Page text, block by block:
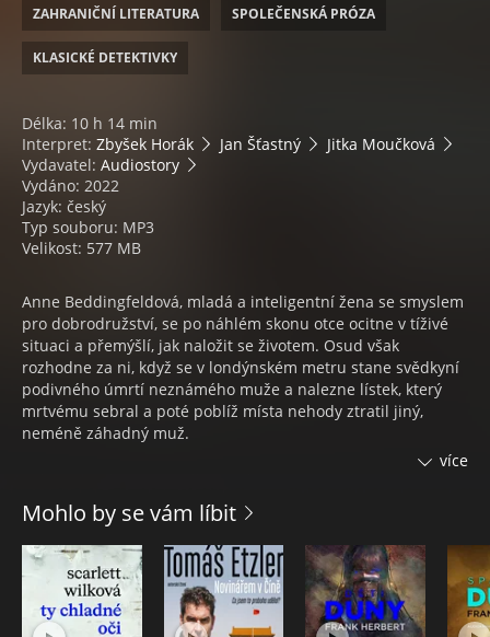
ZAHRANIČNÍ LITERATURA SPOLEČENSKÁ PRÓZA
KLASICKÉ DETEKTIVKY
Délka: 10 h 14 min
Interpret: Zbyšek Horák Jan Šťastný
Jitka Moučková
Vydavatel: Audiostory
Vydáno: 2022
Jazyk: český
Typ souboru: MP3
Velikost: 577 MB
Anne Beddingfeldová, mladá a inteligentní žena se smyslem
pro dobrodružství, se po náhlém skonu otce ocitne v tíživé
situaci a přemýšlí, jak naložit se životem. Osud však
rozhodne za ni, když se v londýnském metru stane svědkyní
podivného úmrtí neznámého muže a nalezne lístek, který
mrtvému sebral a poté poblíž místa nehody ztratil jiný,
neméně záhadný muž.
Eustace Pedlera. Anne se rozhodne přijít celé věci na kloub a
stopy i náhoda ji zavedou na loď plující do Jižní Afriky...
Muž v hnědém obleku (1924) je první přeložený román
Agathy Christie do češtiny (1927). Autorka v něm s
humorným nadhledem spojuje styl romantické četby se
více
Mohlo by se vám líbit